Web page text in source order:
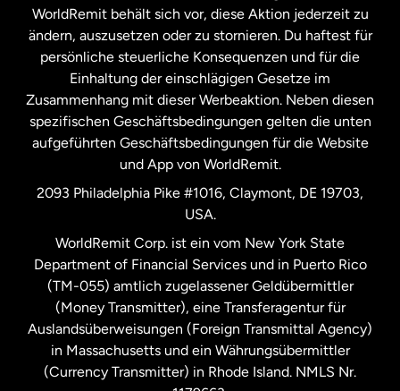
Schweden
Spanien
Vereinigte Staaten English
Vereinigte Staaten
Vereinigtes Königreich
WorldRemit behält sich vor, diese Aktion jederzeit zu
ändern, auszusetzen oder zu stornieren. Du haftest für
persönliche steuerliche Konsequenzen und für die
Einhaltung der einschlägigen Gesetze im
Zusammenhang mit dieser Werbeaktion. Neben diesen
spezifischen Geschäftsbedingungen gelten die unten
aufgeführten Geschäftsbedingungen für die Website
und App von WorldRemit.
2093 Philadelphia Pike #1016, Claymont, DE 19703,
USA.
WorldRemit Corp. ist ein vom New York State
Department of Financial Services und in Puerto Rico
(TM-055) amtlich zugelassener Geldübermittler
(Money Transmitter), eine Transferagentur für
Auslandsüberweisungen (Foreign Transmittal Agency)
in Massachusetts und ein Währungsübermittler
(Currency Transmitter) in Rhode Island. NMLS Nr.